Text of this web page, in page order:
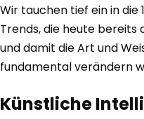
Wir tauchen tief ein in die
Trends, die heute bereits
und damit die Art und
fundamental verändern
Künstliche